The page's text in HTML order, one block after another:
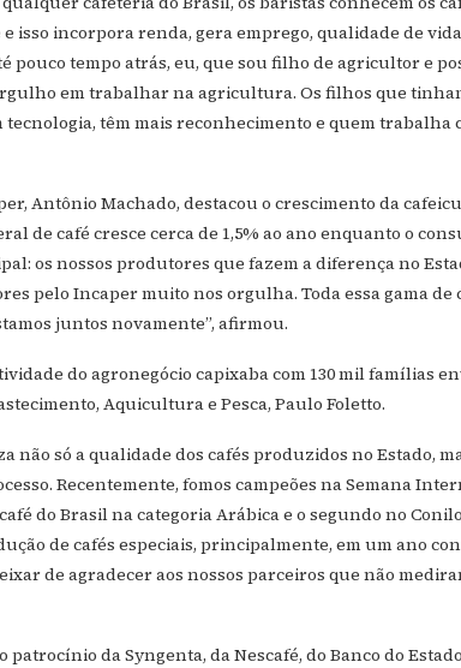
isso incorpora renda, gera emprego, qualidade de
pouco tempo atrás, eu, que sou filho de agricultor e
em trabalhar na agricultura. Os filhos que
tecnologia, têm mais reconhecimento e quem
Antônio Machado, destacou o crescimento da
de café cresce cerca de 1,5% ao ano enquanto o
os nossos produtores que fazem a diferença no
pelo Incaper muito nos orgulha. Toda essa gama
juntos novamente”, afirmou.
do agronegócio capixaba com 130 mil famílias
Aquicultura e Pesca, Paulo Foletto.
não só a qualidade dos cafés produzidos no Estado,
Recentemente, fomos campeões na Semana
do Brasil na categoria Arábica e o segundo no
de cafés especiais, principalmente, em um ano
de agradecer aos nossos parceiros que não
patrocínio da Syngenta, da Nescafé, do Banco do